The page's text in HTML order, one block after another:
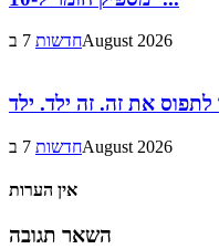
חדשות7 בAugust 2026
חדשות7 בAugust 2026
אין הערות
השאר תגובה